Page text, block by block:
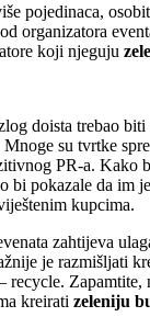
pojedinaca,
organizatora
koji njeguju
doista trebao biti
su tvrtke
PR-a. Kako
bi pokazale da im
kupcima.
zahtijeva
je razmišljati
recycle. Zapamtite,
kreirati zeleniju